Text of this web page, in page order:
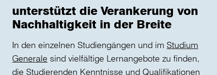
unterstützt die Verankerung von
Nachhaltigkeit in der Breite
In den einzelnen Studiengängen und im Studium
Generale sind vielfältige Lernangebote zu finden,
die Studierenden Kenntnisse und Qualifikationen